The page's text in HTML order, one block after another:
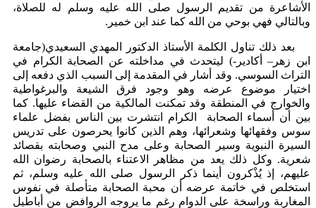
الأشاعرة من تقديم الرسول صلى الله عليه وسلم له للصلاة،
وبالتالي فهي بوحي من الله كما عند ابن خمير.
بعد ذلك تناول الكلمة الأستاذ الدكتور المهدي السعيدي(جامعة
ابن زهر– أكادير-) ليتحدث في مداخلته عن الصحابة الكرام في
التراث السوسي. وقد أشار في المقدمة إلى السبب الذي دفعه إلى
اختيار موضوع عرضه وهو وجود فرق الشيعة والبرغواطية
والخوارج في المنطقة وقد تمكنت المالكية من القضاء عليها. كما
بين أن أسماء الصحابة الكرام انتشرت بين الناس بفضل علماء
سوس وفقهائها وشعرائها، وهم الذين كانوا يحرصون على تدريس
السيرة النبوية وسير الصحابة وعلى مدح النبي وصحابته بقصائد
شعرية. وكل ذلك يعد من مظاهر الاعتناء بالصحابة رضوان الله
عليهم، إذ يُذْكرون أينما ذكر الرسول صلى الله عليه وسلم، ثم
استخلص في خاتمة عرضه أن محبة الصحابة متأصلة في نفوس
المغاربة وراسخة على الدوام رغم ما يروجه الروافض من أباطيل